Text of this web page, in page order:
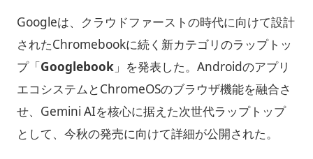
Googleは、クラウドファーストの時代に向けて設計
されたChromebookに続く新カテゴリのラップトッ
プ「Googlebook 」を発表した。Androidのアプリ
エコシステムとChromeOSのブラウザ機能を融合さ
せ、Gemini AIを核心に据えた次世代ラップトップ
として、今秋の発売に向けて詳細が公開された。